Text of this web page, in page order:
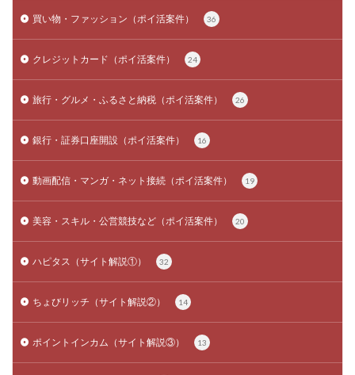
買い物・ファッション（ポイ活案件） 36
クレジットカード（ポイ活案件） 24
旅行・グルメ・ふるさと納税（ポイ活案件） 26
銀行・証券口座開設（ポイ活案件） 16
動画配信・マンガ・ネット接続（ポイ活案件） 19
美容・スキル・公営競技など（ポイ活案件） 20
ハピタス（サイト解説①） 32
ちょびリッチ（サイト解説②） 14
ポイントインカム（サイト解説③） 13